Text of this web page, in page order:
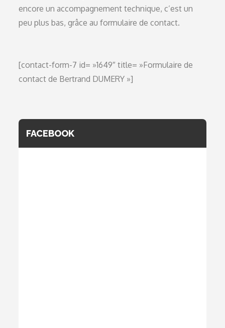
encore un accompagnement technique, c’est un
peu plus bas, grâce au formulaire de contact.
[contact-form-7 id= »1649″ title= »Formulaire de
contact de Bertrand DUMERY »]
FACEBOOK